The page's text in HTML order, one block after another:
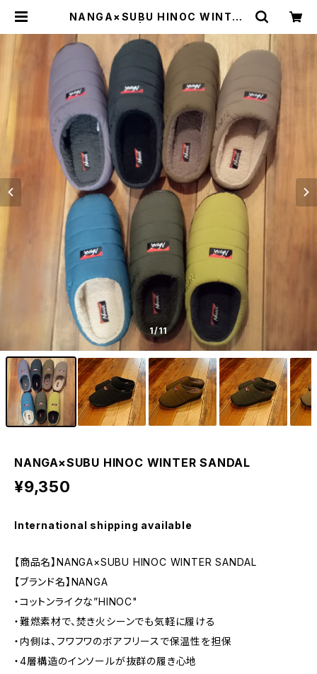
NANGA×SUBU HINOC WINTER
1/11
NANGA×SUBU HINOC WINTER SANDAL
¥9,350
International shipping available
【商品名】NANGA×SUBU HINOC WINTER SANDAL
【ブランド名】NANGA
・コットンライクな”HINOC"
・難燃素材で、焚き火シーンでも気軽に履ける
・内側は、フワフワのボアフリースで保温性を担保
・4層構造のインソールが抜群の履き心地